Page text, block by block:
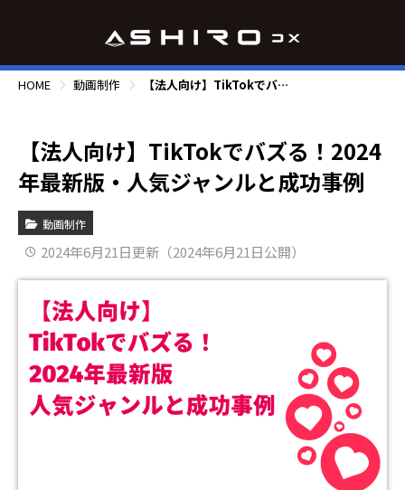
HOME 動画制作 【法人向け】TikTokでバズる！2024年最新版・人気ジャンルと成功事例
【法人向け】TikTokでバズる！2024
年最新版・人気ジャンルと成功事例
動画制作
2024年6月21日更新（2024年6月21日公開）